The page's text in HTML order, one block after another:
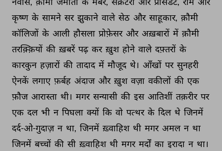
कृष्ण के सामने सर झुकाने वाले सेठ और साहूकार, क़ौमी
कॉलिजों के आली हौसला प्रोफ़ेसर और अख़बारों में क़ौमी
तरक़्क़ियों की ख़बरें पढ़ कर ख़ुश होने वाले दफ़्तरों के
कारकुन हज़ारों की तादाद में मौजूद थे। आँखों पर सुनहरी
ऐनकें लगाए फ़र्बह अंदाज और ख़ुश वज़ा वकीलों की एक
फ़ौज आरास्ता थी। मगर सन्यासी की इस आतिशीं तक़रीर पर
एक दल भी न पिघला क्यों कि वो पत्थर के दिल थे जिनमें
दर्द-ओ-गुदाज़ न था, जिनमें ख़्वाहिश थी मगर अमल न था
जिनमें बच्चों की सी ख़्वाहिश थी मगर मर्दों का इरादा न था।